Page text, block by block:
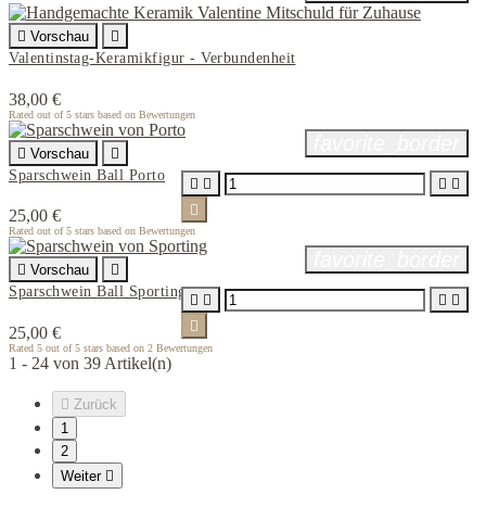
 Vorschau

Valentinstag-Keramikfigur - Verbundenheit
38,00 €
Rated out of 5 stars based on Bewertungen
 Vorschau

Sparschwein Ball Porto
25,00 €
Rated out of 5 stars based on Bewertungen
   

 Vorschau

Sparschwein Ball Sporting
25,00 €
Rated 5 out of 5 stars based on 2 Bewertungen
   

1 - 24 von 39 Artikel(n)
 Zurück
1
2
Weiter 